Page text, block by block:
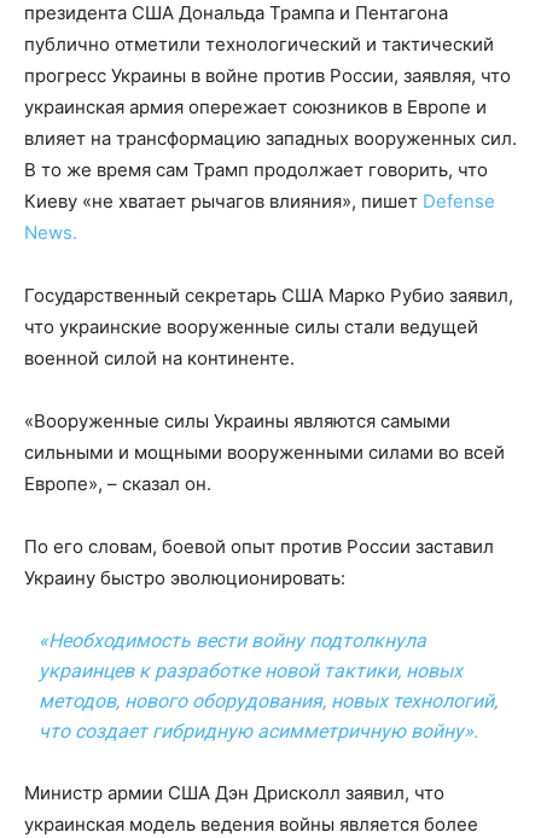
президента США Дональда Трампа и Пентагона
публично отметили технологический и тактический
прогресс Украины в войне против России, заявляя, что
украинская армия опережает союзников в Европе и
влияет на трансформацию западных вооруженных сил.
В то же время сам Трамп продолжает говорить, что
Киеву «не хватает рычагов влияния», пишет Defense
News.
Государственный секретарь США Марко Рубио заявил,
что украинские вооруженные силы стали ведущей
военной силой на континенте.
«Вооруженные силы Украины являются самыми
сильными и мощными вооруженными силами во всей
Европе», – сказал он.
По его словам, боевой опыт против России заставил
Украину быстро эволюционировать:
«Необходимость вести войну подтолкнула
украинцев к разработке новой тактики, новых
методов, нового оборудования, новых технологий,
что создает гибридную асимметричную войну».
Министр армии США Дэн Дрисколл заявил, что
украинская модель ведения войны является более